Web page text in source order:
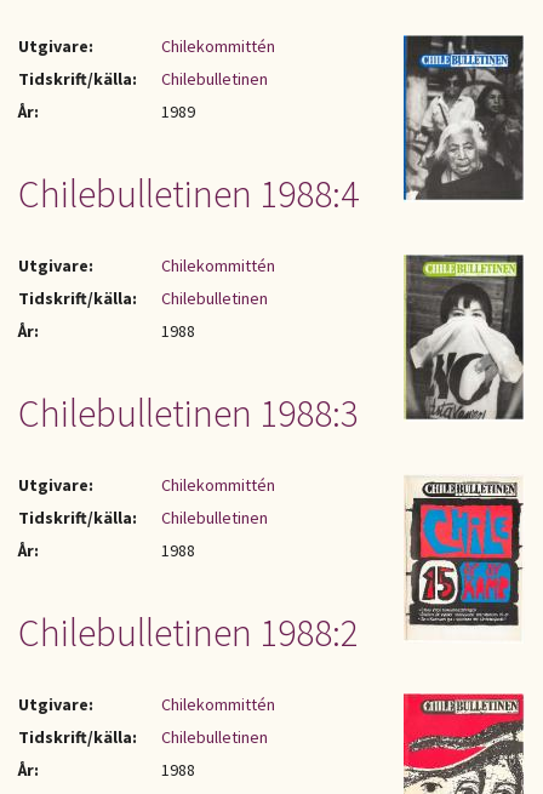
Utgivare:
Chilekommittén
Tidskrift/källa:
Chilebulletinen
År:
1989
Chilebulletinen 1988:4
Utgivare:
Chilekommittén
Tidskrift/källa:
Chilebulletinen
År:
1988
Chilebulletinen 1988:3
Utgivare:
Chilekommittén
Tidskrift/källa:
Chilebulletinen
År:
1988
Chilebulletinen 1988:2
Utgivare:
Chilekommittén
Tidskrift/källa:
Chilebulletinen
År:
1988